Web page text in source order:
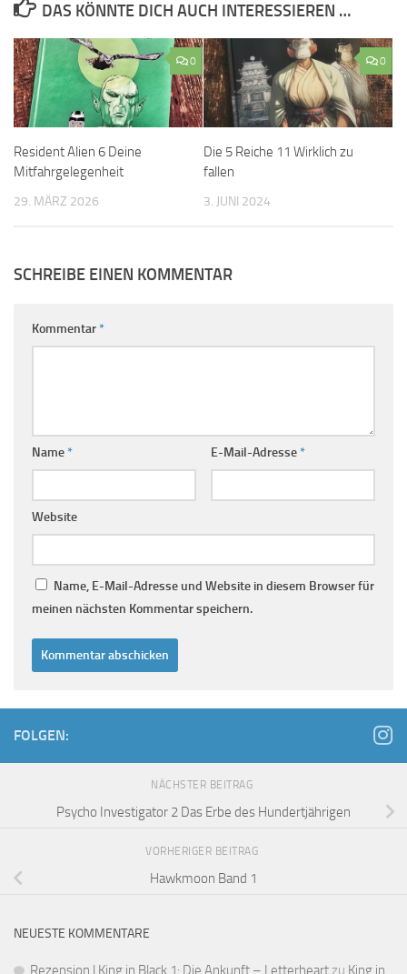
DAS KÖNNTE DICH AUCH INTERESSIEREN …
0
Resident Alien 6 Deine
Mitfahrgelegenheit
29. MÄRZ 2026
0
Die 5 Reiche 11 Wirklich zu
fallen
3. JUNI 2024
SCHREIBE EINEN KOMMENTAR
Kommentar*
Name* E-Mail-Adresse*
Website
Name, E-Mail-Adresse und Website in diesem Browser für
meinen nächsten Kommentar speichern.
FOLGEN:
NÄCHSTER BEITRAG
Psycho Investigator 2 Das Erbe des Hundertjährigen
VORHERIGER BEITRAG
Hawkmoon Band 1
NEUESTE KOMMENTARE
Rezension | King in Black 1: Die Ankunft – Letterheartzu King in